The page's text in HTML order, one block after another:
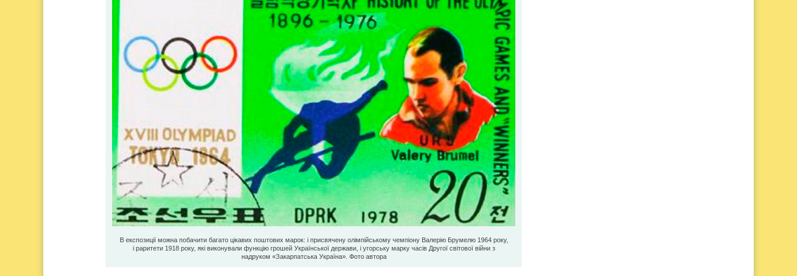
В експозиції можна побачити багато цікавих поштових марок: і присвячену олімпійському чемпіону Валерію Брумелю 1964 року,
і раритети 1918 року, які виконували функцію грошей Української держави, і угорську марку часів Другої світової війни з
надруком «Закарпатська Україна». Фото автора